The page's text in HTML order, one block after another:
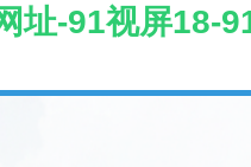
址-91视屏18-